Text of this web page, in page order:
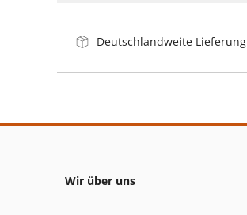
Deutschlandweite Lieferung
Wir über uns